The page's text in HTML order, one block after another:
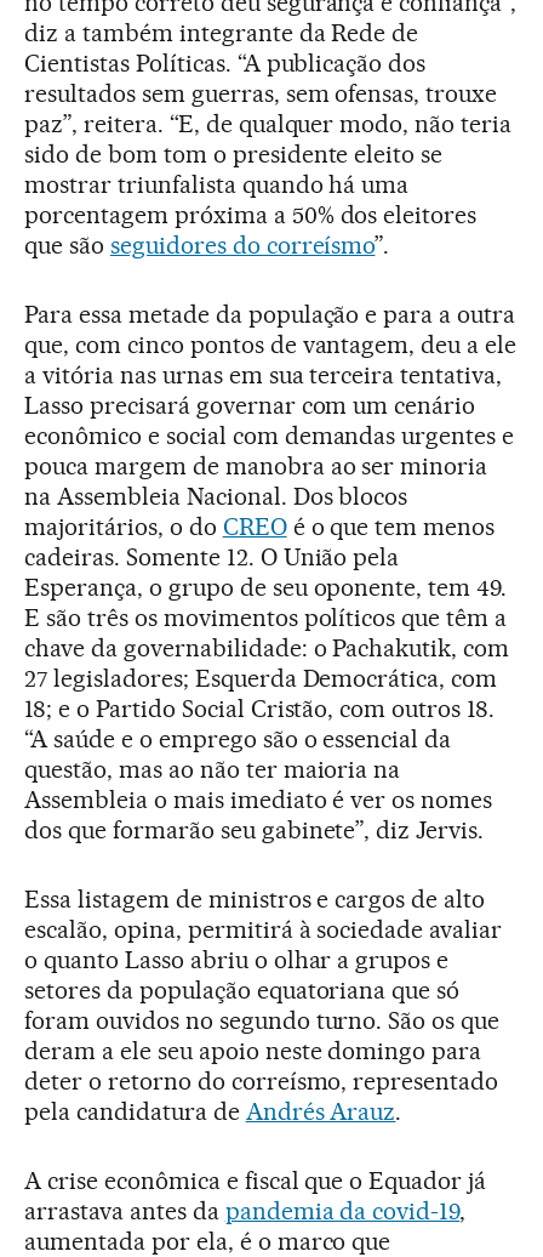
diz a também integrante da Rede de
Cientistas Políticas. “A publicação dos
resultados sem guerras, sem ofensas, trouxe
paz”, reitera. “E, de qualquer modo, não teria
sido de bom tom o presidente eleito se
mostrar triunfalista quando há uma
porcentagem próxima a 50% dos eleitores
que são seguidores do correísmo”.
Para essa metade da população e para a outra
que, com cinco pontos de vantagem, deu a ele
a vitória nas urnas em sua terceira tentativa,
Lasso precisará governar com um cenário
econômico e social com demandas urgentes e
pouca margem de manobra ao ser minoria
na Assembleia Nacional. Dos blocos
majoritários, o do CREOé o que tem menos
cadeiras. Somente 12. O União pela
Esperança, o grupo de seu oponente, tem 49.
E são três os movimentos políticos que têm a
chave da governabilidade: o Pachakutik, com
27 legisladores; Esquerda Democrática, com
18; e o Partido Social Cristão, com outros 18.
“A saúde e o emprego são o essencial da
questão, mas ao não ter maioria na
Assembleia o mais imediato é ver os nomes
dos que formarão seu gabinete”, diz Jervis.
Essa listagem de ministros e cargos de alto
escalão, opina, permitirá à sociedade avaliar
o quanto Lasso abriu o olhar a grupos e
setores da população equatoriana que só
foram ouvidos no segundo turno. São os que
deram a ele seu apoio neste domingo para
deter o retorno do correísmo, representado
pela candidatura de Andrés Arauz.
A crise econômica e fiscal que o Equador já
arrastava antes da pandemia da covid-19,
aumentada por ela, é o marco que